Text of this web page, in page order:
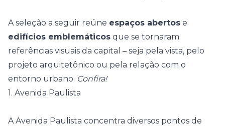
A seleção a seguir reúne espaços abertos e
edifícios emblemáticos que se tornaram
referências visuais da capital – seja pela vista, pelo
projeto arquitetônico ou pela relação com o
entorno urbano. Confira!
1. Avenida Paulista
AAvenida Paulista concentra diversos pontos de